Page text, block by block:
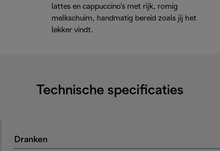
lattes en cappuccino's met rijk, romig
melkschuim, handmatig bereid zoals jij het
lekker vindt.
Technische specificaties
Dranken